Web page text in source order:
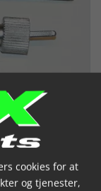
cookies for at
og tjenester,